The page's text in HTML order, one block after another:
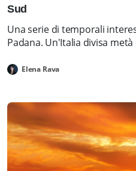
Sud
Una serie di temporali
Padana. Un'Italia divisa
Elena Rava